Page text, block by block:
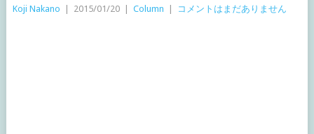
Koji Nakano 2015/01/20 Column コメントはまだありません